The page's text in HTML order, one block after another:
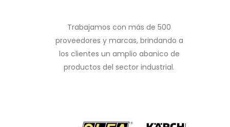
Trabajamos con más de 500
proveedores y marcas, brindando a
los clientes un amplio abanico de
productos del sector industrial.